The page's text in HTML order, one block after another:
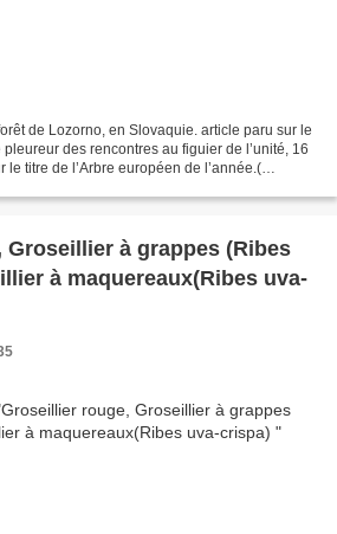
de Lozorno, en Slovaquie. article paru sur le
des rencontres au figuier de l’unité, 16
titre de l’Arbre européen de l’année.(
à grappes (Ribes
à maquereaux(Ribes uva-